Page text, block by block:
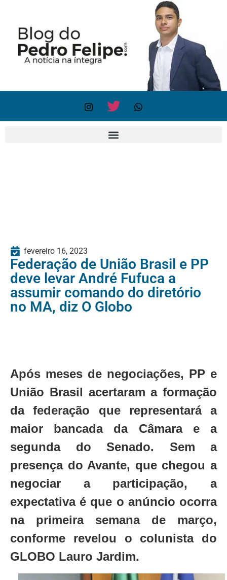
fevereiro 16, 2023
Federação de União Brasil e PP
deve levar André Fufuca a
assumir comando do diretório
no MA, diz O Globo
Após meses de negociações, PP e
União Brasil acertaram a formação
da federação que representará a
maior bancada da Câmara e a
segunda do Senado. Sem a
presença do Avante, que chegou a
negociar a participação, a
expectativa é que o anúncio ocorra
na primeira semana de março,
conforme revelou o colunista do
GLOBO Lauro Jardim.